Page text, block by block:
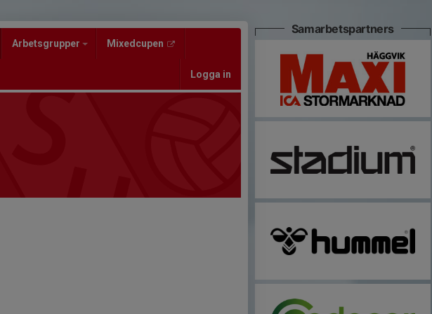
Arbetsgrupper Mixedcupen
Logga in
Samarbetspartners